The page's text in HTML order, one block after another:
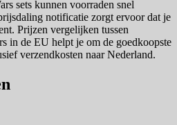
sets kunnen voorraden snel
notificatie zorgt ervoor dat je
Prijzen vergelijken tussen
in de EU helpt je om de goedkoopste
verzendkosten naar Nederland.